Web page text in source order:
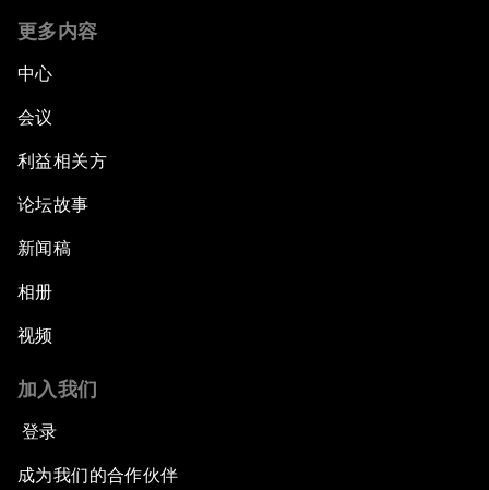
更多内容
中心
会议
利益相关方
论坛故事
新闻稿
相册
视频
加入我们
登录
成为我们的合作伙伴